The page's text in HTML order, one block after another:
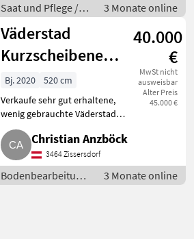
Saat und Pflege /
Sonstige
Maschinen Saat
und Pflege
3 Monate online
Väderstad
Kurzscheibenegge
Carrier XLCR XL
520
40.000
€
MwSt nicht
ausweisbar
Alter Preis
45.000 €
Bj. 2020
520 cm
Verkaufe sehr gut erhaltene,
wenig gebrauchte Väderstad
Kurzscheibenegge Carrier XLCR
XL mit 5, 25 m AB. Die Maschine
ist mit einer Messerwalze bzw.
einem Crossboard
Christian Anzböck
3464 Zissersdorf
Bodenbearbeitung
/ Eggen
3 Monate online